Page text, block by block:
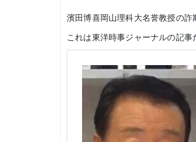
濱田博喜岡山理科大名誉教授の詐
これは東洋時事ジャーナルの記事